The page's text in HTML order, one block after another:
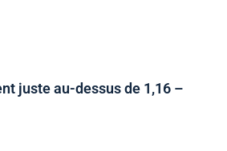
juste au-dessus de 1,16 –